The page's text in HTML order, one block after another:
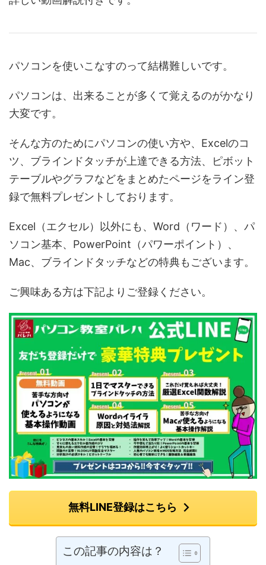
パソコンを使いこなすのって結構難しいです。
パソコンは、出来ることが多くて覚えるのがかなり
大変です。
そんな方のためにパソコンの使い方や、Excelのコ
ツ、ブラインドタッチが上達できる方法、ピボット
テーブルやグラフなどをまとめたページをライン登
録で無料プレゼントしております。
Excel（エクセル）以外にも、Word（ワード）、パ
ソコン基本、PowerPoint（パワーポイント）、
Mac、ブラインドタッチなどの特典もございます。
ご興味ある方は下記よりご登録ください。
無料LINE登録はこちら
この記事の内容は？